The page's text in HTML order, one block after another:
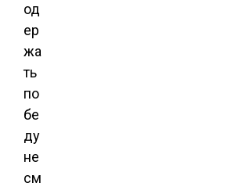
од
ер
жа
ть
по
бе
ду
не
см